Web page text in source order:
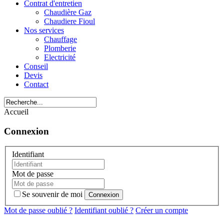
Contrat d'entretien
Chaudière Gaz
Chaudiere Fioul
Nos services
Chauffage
Plomberie
Electricité
Conseil
Devis
Contact
Accueil
Connexion
Identifiant
Mot de passe
Se souvenir de moi
Mot de passe oublié ? Identifiant oublié ? Créer un compte